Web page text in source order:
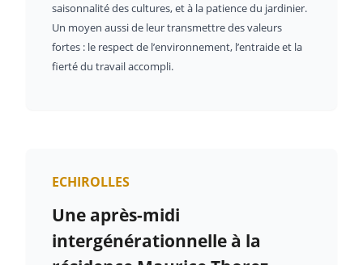
saisonnalité des cultures, et à la patience du jardinier.
Un moyen aussi de leur transmettre des valeurs
fortes : le respect de l’environnement, l’entraide et la
fierté du travail accompli.
ECHIROLLES
Une après-midi
intergénérationnelle à la